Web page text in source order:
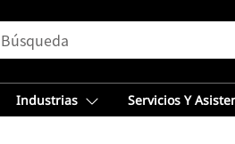
Industrias Servicios Y